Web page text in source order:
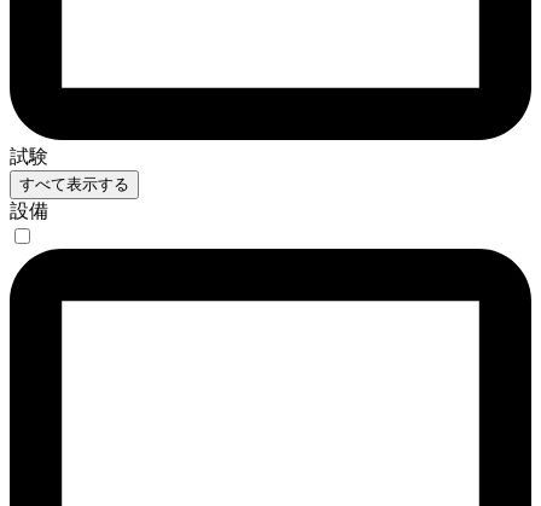
試験
すべて表示する
設備